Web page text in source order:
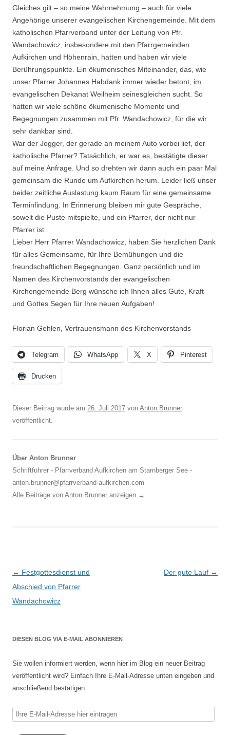
Gleiches gilt – so meine Wahrnehmung – auch für viele
Angehörige unserer evangelischen Kirchengemeinde. Mit dem
katholischen Pfarrverband unter der Leitung von Pfr.
Wandachowicz, insbesondere mit den Pfarrgemeinden
Aufkirchen und Höhenrain, hatten und haben wir viele
Berührungspunkte. Ein ökumenisches Miteinander, das, wie
unser Pfarrer Johannes Habdank immer wieder betont, im
evangelischen Dekanat Weilheim seinesgleichen sucht. So
hatten wir viele schöne ökumenische Momente und
Begegnungen zusammen mit Pfr. Wandachowicz, für die wir
sehr dankbar sind.
War der Jogger, der gerade an meinem Auto vorbei lief, der
katholische Pfarrer? Tatsächlich, er war es, bestätigte dieser
auf meine Anfrage. Und so drehten wir dann auch ein paar Mal
gemeinsam die Runde um Aufkirchen herum. Leider ließ unser
beider zeitliche Auslastung kaum Raum für eine gemeinsame
Terminfindung. In Erinnerung bleiben mir gute Gespräche,
soweit die Puste mitspielte, und ein Pfarrer, der nicht nur
Pfarrer ist.
Lieber Herr Pfarrer Wandachowicz, haben Sie herzlichen Dank
für alles Gemeinsame, für Ihre Bemühungen und die
freundschaftlichen Begegnungen. Ganz persönlich und im
Namen des Kirchenvorstands der evangelischen
Kirchengemeinde Berg wünsche ich Ihnen alles Gute, Kraft
und Gottes Segen für Ihre neuen Aufgaben!
Florian Gehlen, Vertrauensmann des Kirchenvorstands
Telegram WhatsApp X Pinterest
Drucken
Dieser Beitrag wurde am 26. Juli 2017 von Anton Brunner
veröffentlicht.
Über Anton Brunner
Schriftführer - Pfarrverband Aufkirchen am Starnberger See -
anton.brunner@pfarrverband-aufkirchen.com
Alle Beiträge von Anton Brunner anzeigen →
Beitragsnavigation
← Festgottesdienst und
Abschied von Pfarrer
Wandachowicz
Der gute Lauf →
DIESEN BLOG VIA E-MAIL ABONNIEREN
Sie wollen informiert werden, wenn hier im Blog ein neuer Beitrag
veröffentlicht wird? Einfach Ihre E-Mail-Adresse unten eingeben und
anschließend bestätigen.
Ihre
E-